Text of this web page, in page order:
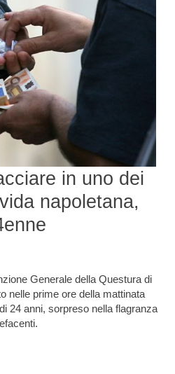
in uno dei
napoletana,
Generale della Questura di
nelle prime ore della mattinata
24 anni, sorpreso nella flagranza